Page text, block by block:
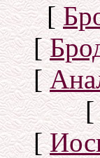
[
[
[
[